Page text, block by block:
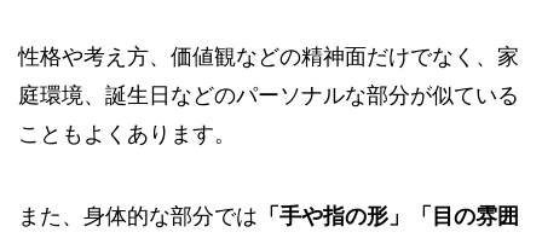
性格や考え方、価値観などの精神面だけでなく、家
庭環境、誕生日などのパーソナルな部分が似ている
こともよくあります。
また、身体的な部分では 「手や指の形」「目の雰囲